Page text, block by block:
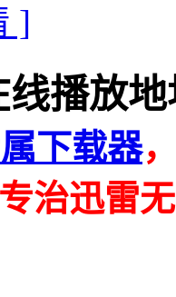
]
播放地
下载器
治迅雷